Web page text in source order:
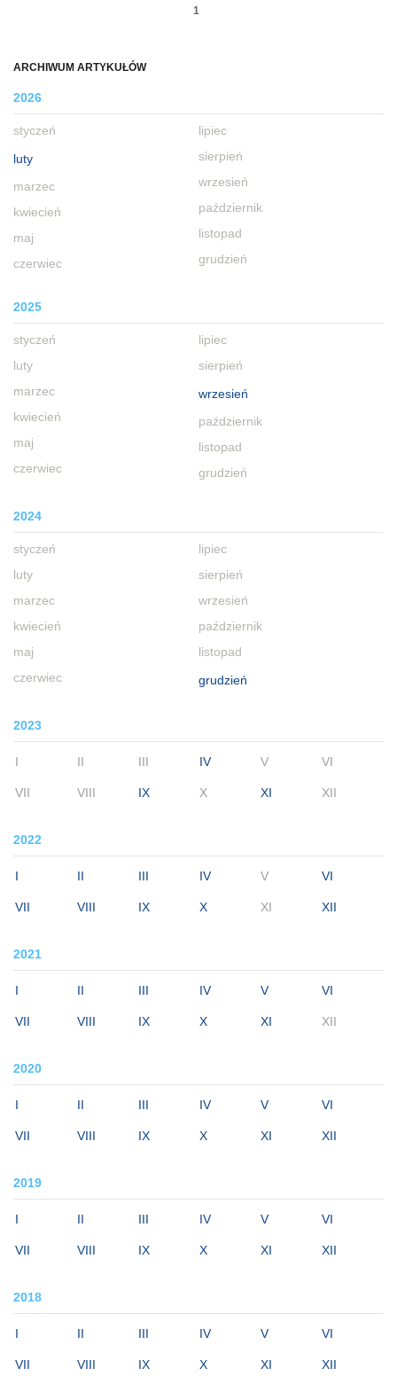
ARCHIWUM ARTYKUŁÓW
2026
styczeń
luty
marzec
kwiecień
maj
czerwiec
lipiec
sierpień
wrzesień
październik
listopad
grudzień
2025
styczeń
luty
marzec
kwiecień
maj
czerwiec
lipiec
sierpień
wrzesień
październik
listopad
grudzień
2024
styczeń
luty
marzec
kwiecień
maj
czerwiec
lipiec
sierpień
wrzesień
październik
listopad
grudzień
2023
I II III IV V VI
VII VIII IX X XI XII
2022
I II III IV V VI
VII VIII IX X XI XII
2021
I II III IV V VI
VII VIII IX X XI XII
2020
I II III IV V VI
VII VIII IX X XI XII
2019
I II III IV V VI
VII VIII IX X XI XII
2018
I II III IV V VI
VII VIII IX X XI XII
1